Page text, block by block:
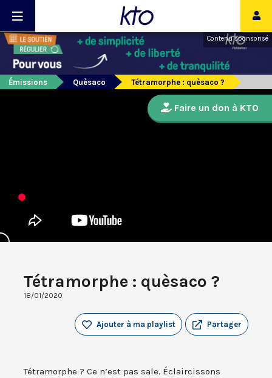
Contenu sponsorisé
Émissions Quèsaco Tétramorphe : quèsaco ?
Tétramorphe : quèsaco ?
18/01/2020
Partager
Ajouter à ma playlist
Tétramorphe ? Ce n’est pas sale. Éclaircissons
Faire un don à KTO